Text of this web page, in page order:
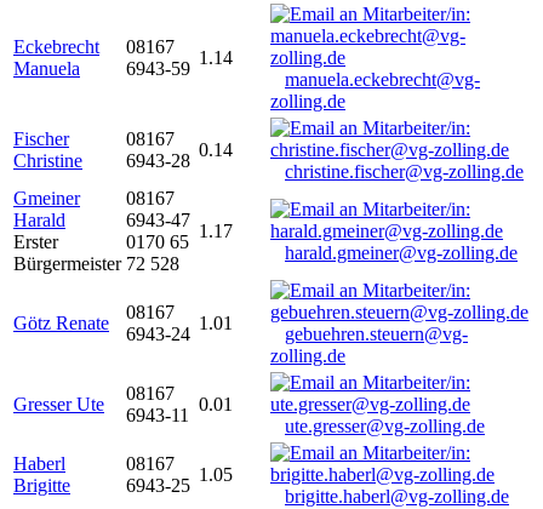
Eckebrecht
Manuela
08167
6943-59
1.14
manuela.eckebrecht@vg-
zolling.de
Fischer
Christine
08167
6943-28
0.14
christine.fischer@vg-zolling.de
Gmeiner
Harald
Erster
Bürgermeister
08167
6943-47
0170 65
72 528
1.17
harald.gmeiner@vg-zolling.de
Götz Renate
08167
6943-24
1.01
gebuehren.steuern@vg-
zolling.de
Gresser Ute
08167
6943-11
0.01
ute.gresser@vg-zolling.de
Haberl
Brigitte
08167
6943-25
1.05
brigitte.haberl@vg-zolling.de